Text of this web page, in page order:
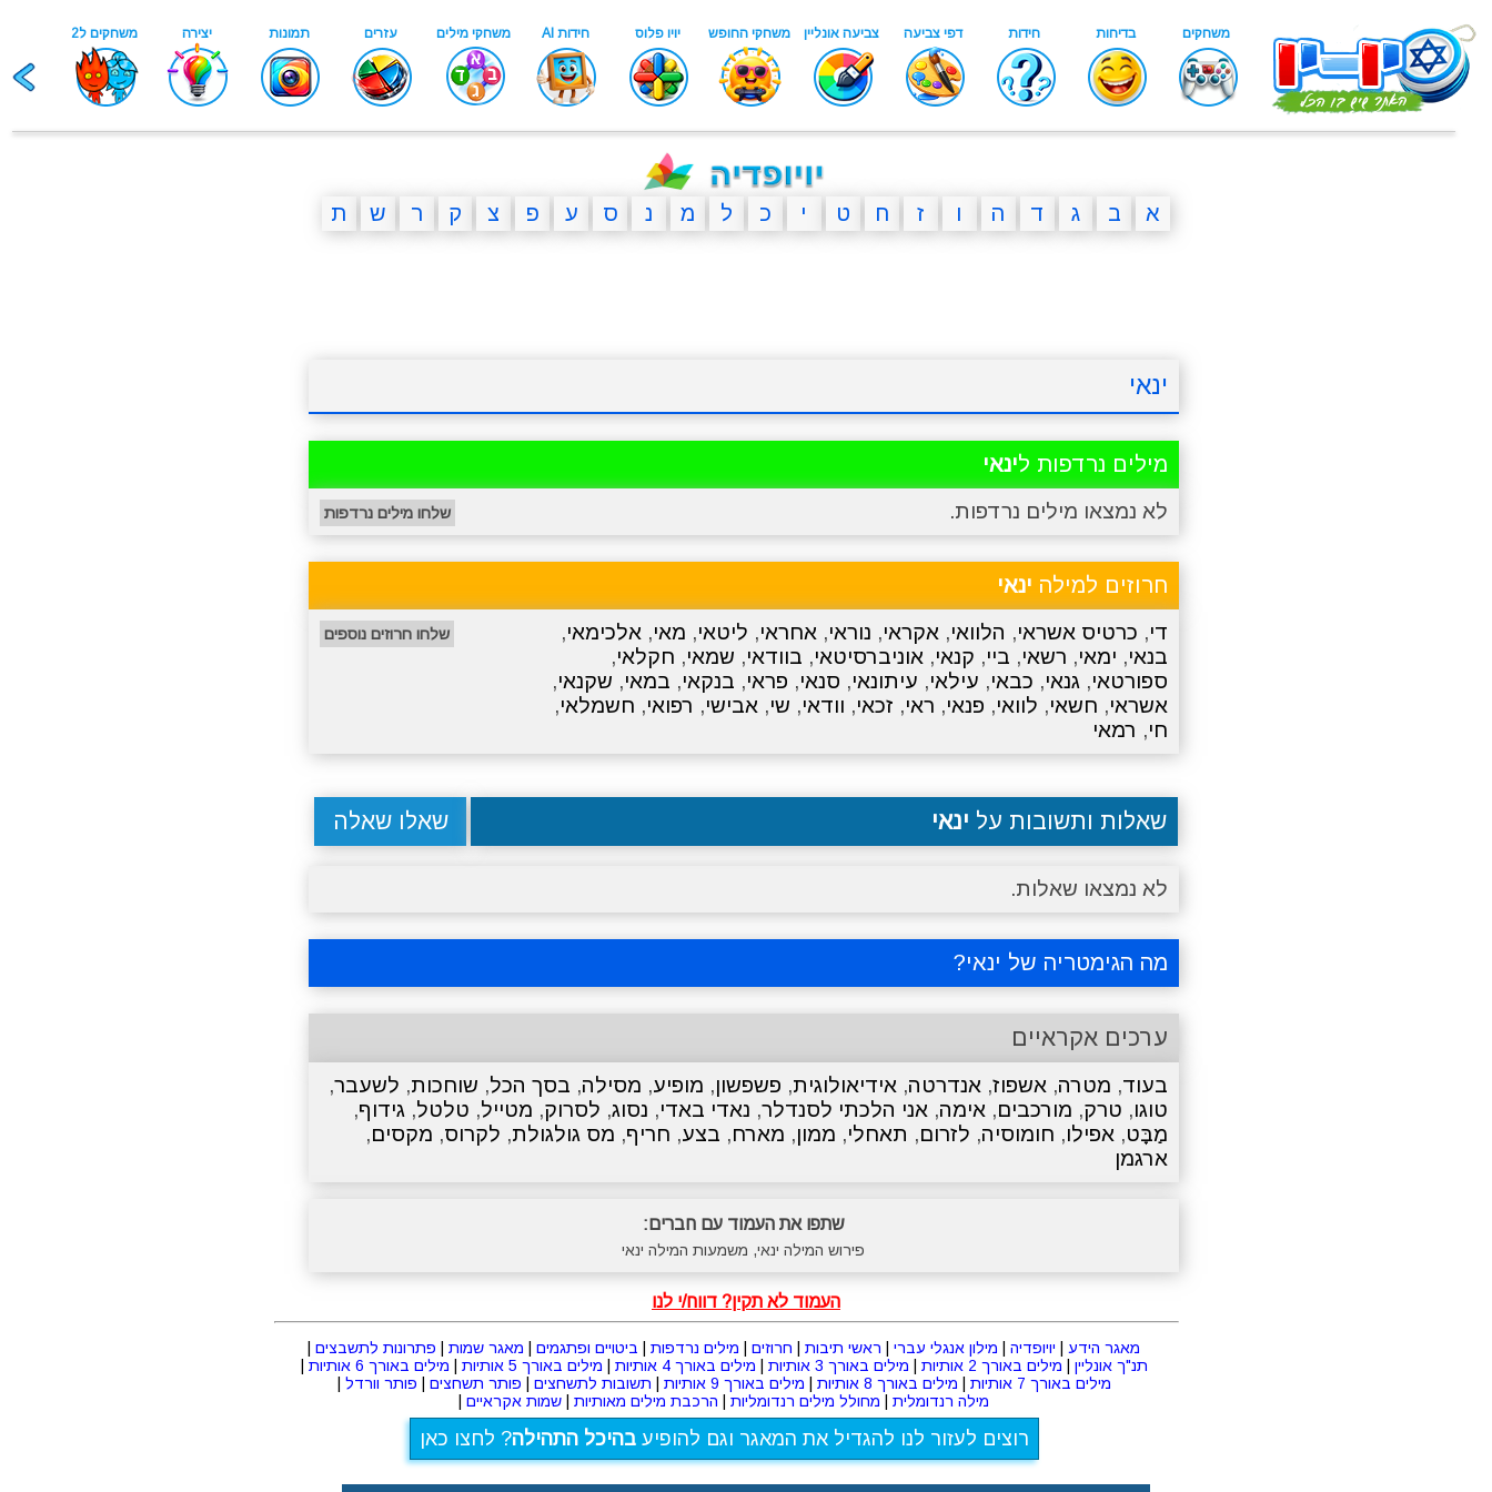
א ב ג ד ה ו ז ח ט י כ ל מ נ ס ע פ צ ק ר ש ת
ינאי
מילים נרדפות לינאי
לא נמצאו מילים נרדפות. שלחו מילים נרדפות
חרוזים למילה ינאי
די, כרטיס אשראי, הלוואי, אקראי, נוראי, אחראי, ליטאי, מאי, אלכימאי,
בנאי, ימאי, רשאי, ביי, קנאי, אוניברסיטאי, בוודאי, שמאי, חקלאי,
ספורטאי, גנאי, כבאי, עילאי, עיתונאי, סנאי, פראי, בנקאי, במאי, שקנאי,
אשראי, חשאי, לוואי, פנאי, ראי, זכאי, וודאי, שי, אבישי, רפואי, חשמלאי,
חי, רמאי
שלחו חרוזים נוספים
שאלות ותשובות על ינאי שאלו שאלה
לא נמצאו שאלות.
מה הגימטריה של ינאי?
ערכים אקראיים
בעוד, מטרה, אשפוז, אנדרטה, אידיאולוגית, פשפשון, מופיע, מסילה, בסך הכל, שוחכות, לשעבר,
טוגו, טרק, מורכבים, אימה, אני הלכתי לסנדלר, נאדי באדי, נסוג, לסרוק, מטייל, טלטל, גידוף,
מַבָּט, אפילו, חומוסיה, לזרום, תאחלי, ממון, מארח, בצע, חריף, מס גולגולת, לקרוס, מקסים,
ארגמן
שתפו את העמוד עם חברים:
פירוש המילה ינאי, משמעות המילה ינאי
העמוד לא תקין? דווח/י לנו
מאגר הידע יויופדיה מילון אנגלי עברי ראשי תיבות חרוזים מילים נרדפות ביטויים ופתגמים מאגר שמות פתרונות לתשבצים
תנ"ך אונליין
מילים באורך 2 אותיות מילים באורך 3 אותיות מילים באורך 4 אותיות מילים באורך 5 אותיות מילים באורך 6 אותיות
מילים באורך 7 אותיות
מילים באורך 8 אותיות מילים באורך 9 אותיות תשובות לתשחצים פותר תשחצים פותר וורדל
מילה רנדומלית
מחולל מילים רנדומליות הרכבת מילים מאותיות שמות אקראיים
רוצים לעזור לנו להגדיל את המאגר וגם להופיעבהיכל התהילה? לחצו כאן